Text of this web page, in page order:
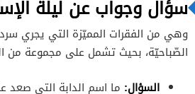
سؤال وجواب عن ليلة
وهي من الفقرات المميّزة التي يجري
الصّباحيّة، بحيث تشمل على مجموعة من
السؤال: ما اسم الدابة التي صعد